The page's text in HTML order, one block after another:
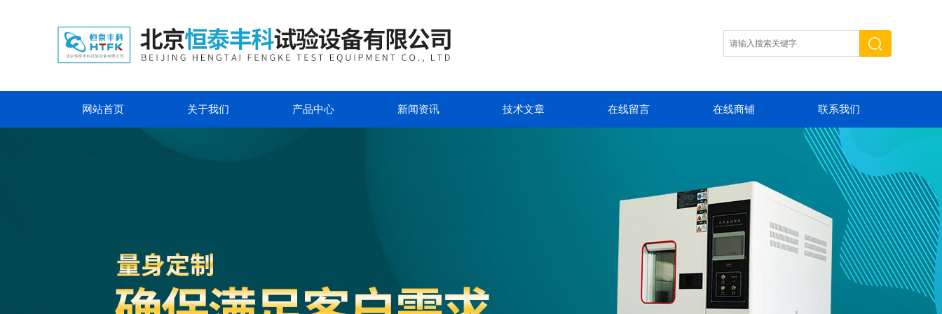
网站首页 关于我们 产品中心 新闻资讯 技术文章 在线留言 在线商铺 联系我们